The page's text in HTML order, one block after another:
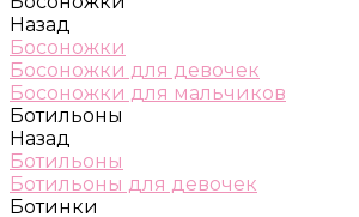
Назад
Босоножки
Босоножки для девочек
Босоножки для мальчиков
Ботильоны
Назад
Ботильоны
Ботильоны для девочек
Ботинки